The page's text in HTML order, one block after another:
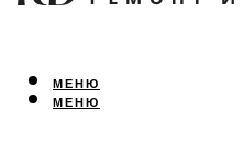
ВСЕ ПРО РЕМОНТ
МЕНЮ
МЕНЮ